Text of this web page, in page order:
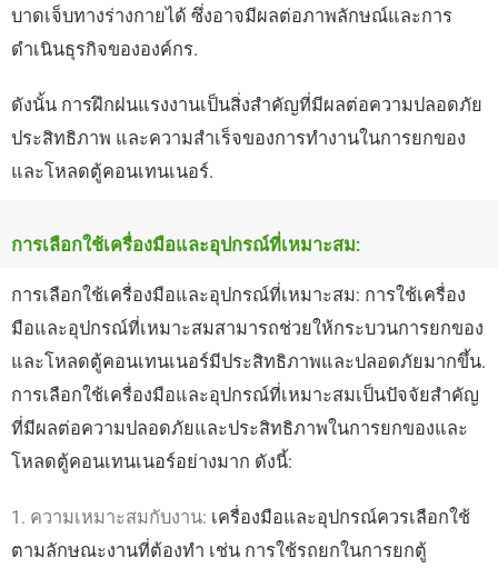
บาดเจ็บทางร่างกายได้ ซึ่งอาจมีผลต่อภาพลักษณ์และการ
ดำเนินธุรกิจขององค์กร.
ดังนั้น การฝึกฝนแรงงานเป็นสิ่งสำคัญที่มีผลต่อความปลอดภัย
ประสิทธิภาพ และความสำเร็จของการทำงานในการยกของ
และโหลดตู้คอนเทนเนอร์.
การเลือกใช้เครื่องมือและอุปกรณ์ที่เหมาะสม:
การเลือกใช้เครื่องมือและอุปกรณ์ที่เหมาะสม: การใช้เครื่อง
มือและอุปกรณ์ที่เหมาะสมสามารถช่วยให้กระบวนการยกของ
และโหลดตู้คอนเทนเนอร์มีประสิทธิภาพและปลอดภัยมากขึ้น.
การเลือกใช้เครื่องมือและอุปกรณ์ที่เหมาะสมเป็นปัจจัยสำคัญ
ที่มีผลต่อความปลอดภัยและประสิทธิภาพในการยกของและ
โหลดตู้คอนเทนเนอร์อย่างมาก ดังนี้:
1. ความเหมาะสมกับงาน: เครื่องมือและอุปกรณ์ควรเลือกใช้
ตามลักษณะงานที่ต้องทำ เช่น การใช้รถยกในการยกตู้